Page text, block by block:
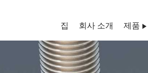
집 회사 소개 제품